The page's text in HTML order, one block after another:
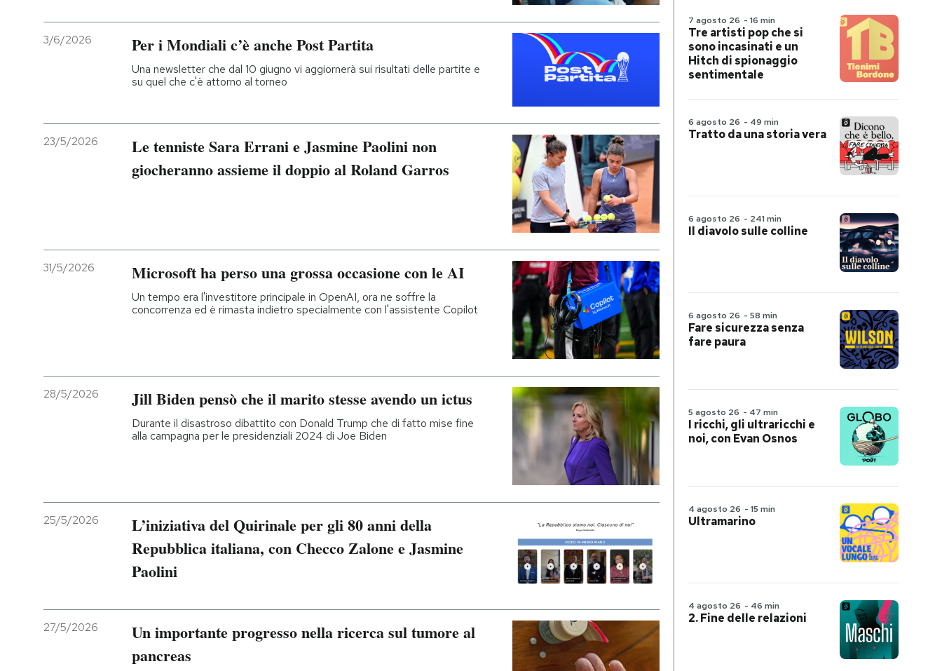
3/6/2026 Per i Mondiali c’è anche Post Partita
Una newsletter che dal 10 giugno vi aggiornerà sui risultati delle partite e
su quel che c'è attorno al torneo
23/5/2026
Le tenniste Sara Errani e Jasmine Paolini non
giocheranno assieme il doppio al Roland Garros
31/5/2026 Microsoft ha perso una grossa occasione con le AI
Un tempo era l'investitore principale in OpenAI, ora ne soffre la
concorrenza ed è rimasta indietro specialmente con l'assistente Copilot
28/5/2026 Jill Biden pensò che il marito stesse avendo un ictus
Durante il disastroso dibattito con Donald Trump che di fatto mise fine
alla campagna per le presidenziali 2024 di Joe Biden
25/5/2026
L’iniziativa del Quirinale per gli 80 anni della
Repubblica italiana, con Checco Zalone e Jasmine
Paolini
27/5/2026
Un importante progresso nella ricerca sul tumore al
pancreas
7 agosto 26 - 16 min
Tre artisti pop che si
sono incasinati e un
Hitch di spionaggio
sentimentale
6 agosto 26 - 49 min
Tratto da una storia vera
6 agosto 26 - 241 min
Il diavolo sulle colline
6 agosto 26 - 58 min
Fare sicurezza senza
fare paura
5 agosto 26 - 47 min
I ricchi, gli ultraricchi e
noi, con Evan Osnos
4 agosto 26 - 15 min
Ultramarino
4 agosto 26 - 46 min
2. Fine delle relazioni